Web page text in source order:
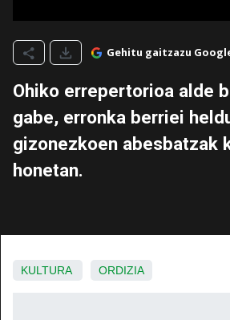
Gehitu gaitzazu
Ohiko errepertorioa alde
gabe, erronka berriei
gizonezkoen abesbatzak
honetan.
KULTURA ORDIZIA